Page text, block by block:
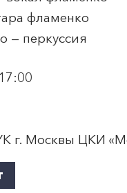
фламенко
— перкуссия
г. Москвы ЦКИ «